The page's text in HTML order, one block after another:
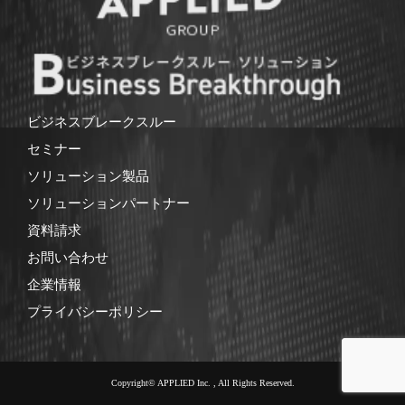
ビジネスブレークスルー
セミナー
ソリューション製品
ソリューションパートナー
資料請求
お問い合わせ
企業情報
プライバシーポリシー
Copyright© APPLIED Inc. , All Rights Reserved.